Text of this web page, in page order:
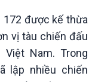
172 được kế thừa
vị tàu chiến đấu
Nam. Trong
lập nhiều chiến